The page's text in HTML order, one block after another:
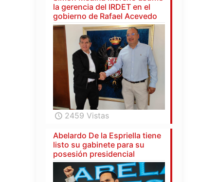
la gerencia del IRDET en el
gobierno de Rafael Acevedo
2459 Vistas
Abelardo De la Espriella tiene
listo su gabinete para su
posesión presidencial